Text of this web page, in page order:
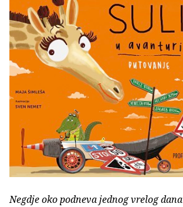
Negdje oko podneva jednog vrelog dana